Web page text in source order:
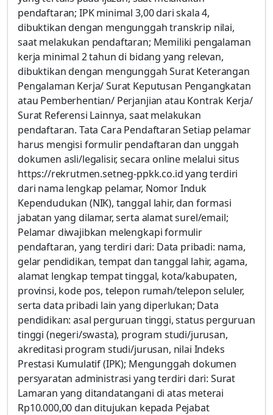
pendaftaran; IPK minimal 3,00 dari skala 4,
dibuktikan dengan mengunggah transkrip nilai,
saat melakukan pendaftaran; Memiliki pengalaman
kerja minimal 2 tahun di bidang yang relevan,
dibuktikan dengan mengunggah Surat Keterangan
Pengalaman Kerja/ Surat Keputusan Pengangkatan
atau Pemberhentian/ Perjanjian atau Kontrak Kerja/
Surat Referensi Lainnya, saat melakukan
pendaftaran. Tata Cara Pendaftaran Setiap pelamar
harus mengisi formulir pendaftaran dan unggah
dokumen asli/legalisir, secara online melalui situs
https://rekrutmen.setneg-ppkk.co.id yang terdiri
dari nama lengkap pelamar, Nomor Induk
Kependudukan (NIK), tanggal lahir, dan formasi
jabatan yang dilamar, serta alamat surel/email;
Pelamar diwajibkan melengkapi formulir
pendaftaran, yang terdiri dari: Data pribadi: nama,
gelar pendidikan, tempat dan tanggal lahir, agama,
alamat lengkap tempat tinggal, kota/kabupaten,
provinsi, kode pos, telepon rumah/telepon seluler,
serta data pribadi lain yang diperlukan; Data
pendidikan: asal perguruan tinggi, status perguruan
tinggi (negeri/swasta), program studi/jurusan,
akreditasi program studi/jurusan, nilai Indeks
Prestasi Kumulatif (IPK); Mengunggah dokumen
persyaratan administrasi yang terdiri dari: Surat
Lamaran yang ditandatangani di atas meterai
Rp10.000,00 dan ditujukan kepada Pejabat